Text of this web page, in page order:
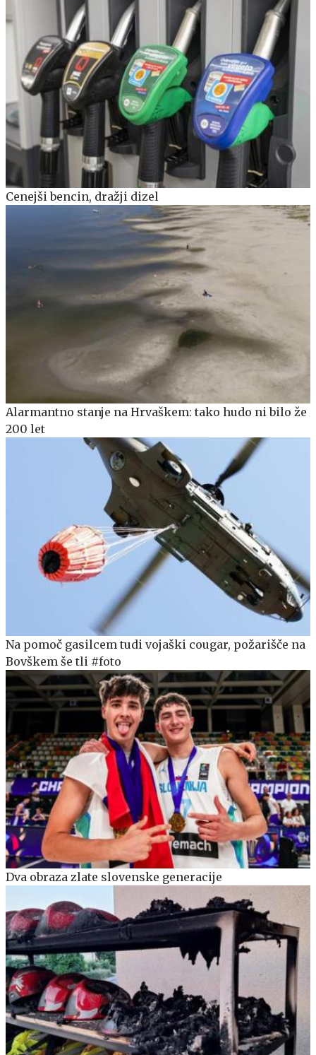
Cenejši bencin, dražji dizel
Alarmantno stanje na Hrvaškem: tako hudo ni bilo že
200 let
Na pomoč gasilcem tudi vojaški cougar, požarišče na
Bovškem še tli #foto
Dva obraza zlate slovenske generacije